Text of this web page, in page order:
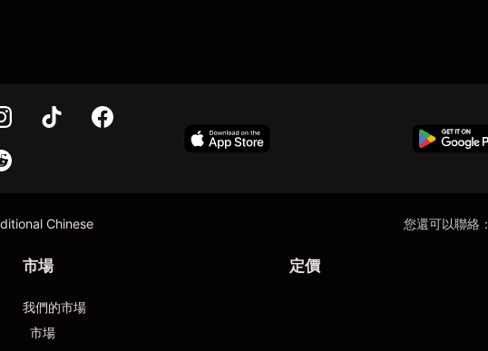
Chinese 您還可以聯絡：
市場
我們的市場
市場
定價